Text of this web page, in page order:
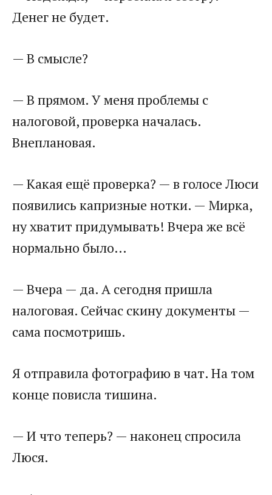
Денег не будет.
— В смысле?
— В прямом. У меня проблемы с
налоговой, проверка началась.
Внеплановая.
— Какая ещё проверка? — в голосе Люси
появились капризные нотки. — Мирка,
ну хватит придумывать! Вчера же всё
нормально было…
— Вчера — да. А сегодня пришла
налоговая. Сейчас скину документы —
сама посмотришь.
Я отправила фотографию в чат. На том
конце повисла тишина.
— И что теперь? — наконец спросила
Люся.